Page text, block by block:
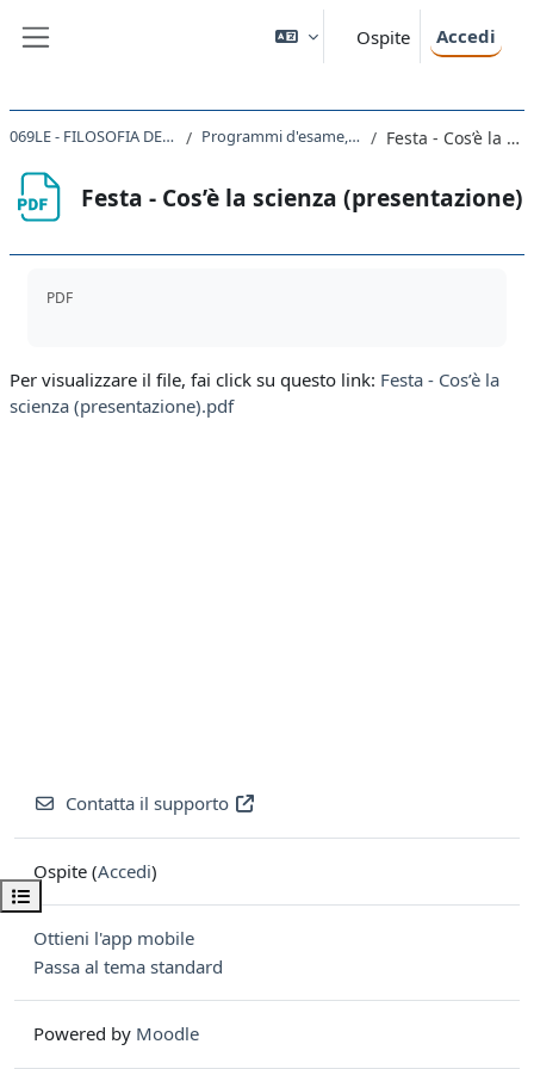
Ospite Accedi
Apri indice del corso
069LE - FILOSOFIA DELLA SCIENZA E LOGICA 2019 Programmi d'esame, dispensa e materiali didattici Festa - Cos’è la scienza (presentazione)
Festa - Cos’è la scienza (presentazione)
PDF
Per visualizzare il file, fai click su questo link: Festa - Cos’è la
scienza (presentazione).pdf
Contatta il supporto
Ospite (Accedi)
Ottieni l'app mobile
Passa al tema standard
Powered by Moodle